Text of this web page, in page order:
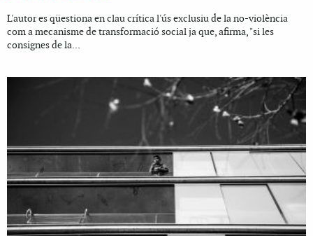
L'autor es qüestiona en clau crítica l'ús exclusiu de la no-violència
com a mecanisme de transformació social ja que, afirma, "si les
consignes de la...